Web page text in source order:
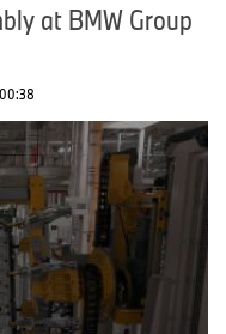
at BMW Group